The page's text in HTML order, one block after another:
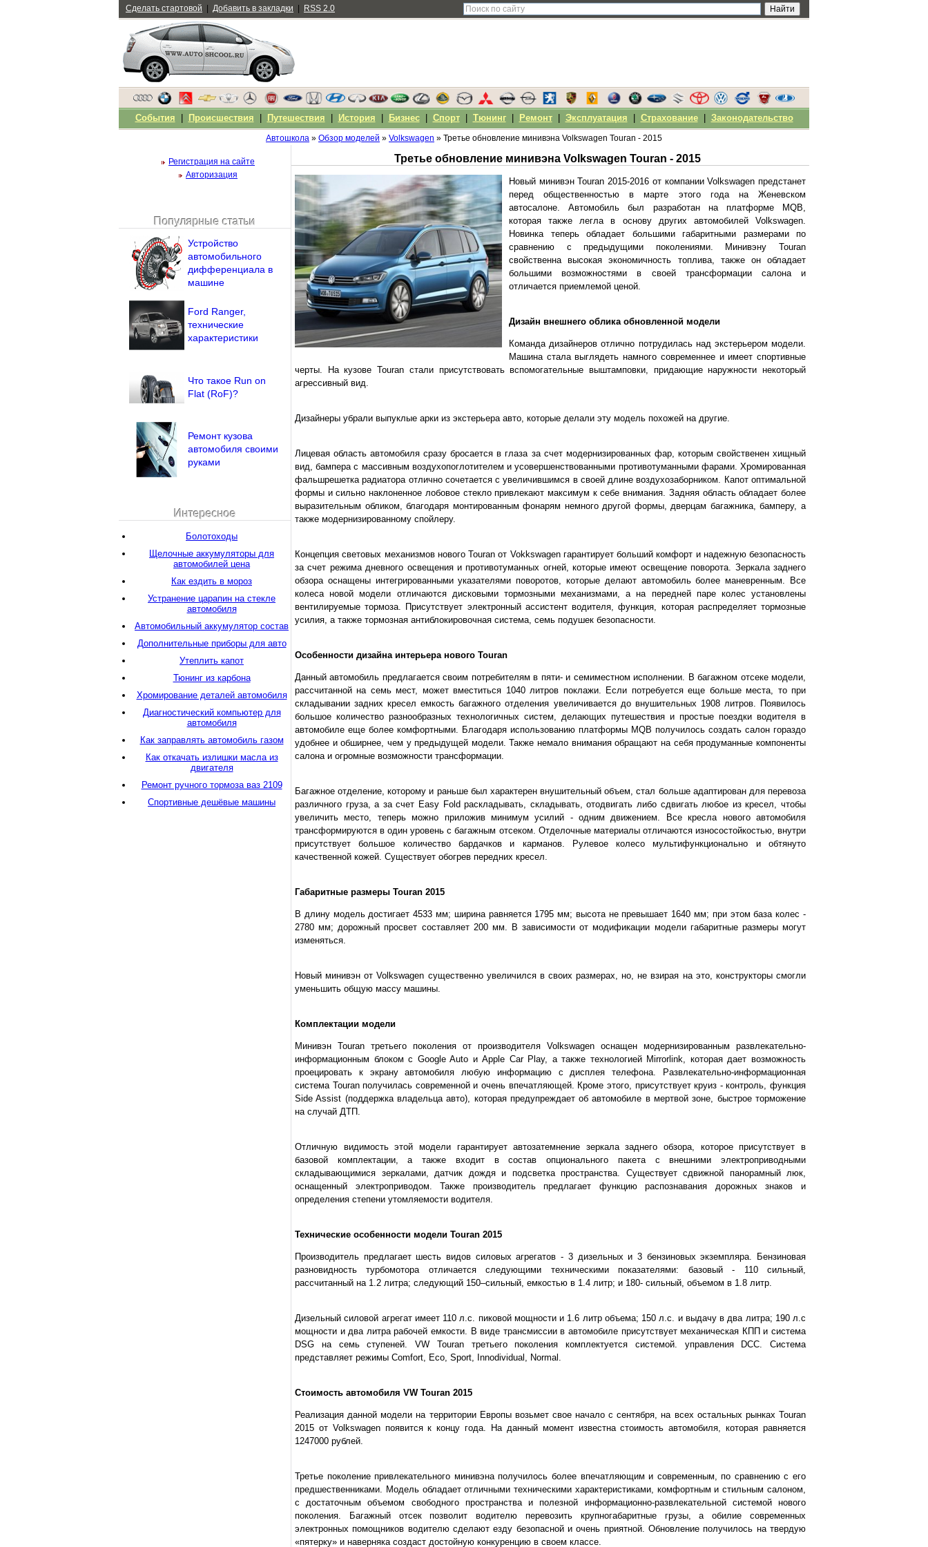
Автошкола » Обзор моделей » Volkswagen » Третье обновление минивэна Volkswagen Touran - 2015
Третье обновление минивэна Volkswagen Touran - 2015
Новый минивэн Touran 2015-2016 от компании Volkswagen предстанет
перед общественностью в марте этого года на Женевском
автосалоне. Автомобиль был разработан на платформе MQB,
которая также легла в основу других автомобилей Volkswagen.
Новинка теперь обладает большими габаритными размерами по
сравнению с предыдущими поколениями. Минивэну Touran
свойственна высокая экономичность топлива, также он обладает
большими возможностями в своей трансформации салона и
отличается приемлемой ценой.
Дизайн внешнего облика обновленной модели
Команда дизайнеров отлично потрудилась над экстерьером модели.
Машина стала выглядеть намного современнее и имеет спортивные
черты. На кузове Touran стали присутствовать вспомогательные выштамповки, придающие наружности некоторый
агрессивный вид.
Дизайнеры убрали выпуклые арки из экстерьера авто, которые делали эту модель похожей на другие.
Лицевая область автомобиля сразу бросается в глаза за счет модернизированных фар, которым свойственен хищный
вид, бампера с массивным воздухопоглотителем и усовершенствованными противотуманными фарами. Хромированная
фальшрешетка радиатора отлично сочетается с увеличившимся в своей длине воздухозаборником. Капот оптимальной
формы и сильно наклоненное лобовое стекло привлекают максимум к себе внимания. Задняя область обладает более
выразительным обликом, благодаря монтированным фонарям немного другой формы, дверцам багажника, бамперу, а
также модернизированному спойлеру.
Концепция световых механизмов нового Touran от Vokkswagen гарантирует больший комфорт и надежную безопасность
за счет режима дневного освещения и противотуманных огней, которые имеют освещение поворота. Зеркала заднего
обзора оснащены интегрированными указателями поворотов, которые делают автомобиль более маневренным. Все
колеса новой модели отличаются дисковыми тормозными механизмами, а на передней паре колес установлены
вентилируемые тормоза. Присутствует электронный ассистент водителя, функция, которая распределяет тормозные
усилия, а также тормозная антиблокировочная система, семь подушек безопасности.
Особенности дизайна интерьера нового Touran
Данный автомобиль предлагается своим потребителям в пяти- и семиместном исполнении. В багажном отсеке модели,
рассчитанной на семь мест, может вместиться 1040 литров поклажи. Если потребуется еще больше места, то при
складывании задних кресел емкость багажного отделения увеличивается до внушительных 1908 литров. Появилось
большое количество разнообразных технологичных систем, делающих путешествия и простые поездки водителя в
автомобиле еще более комфортными. Благодаря использованию платформы MQB получилось создать салон гораздо
удобнее и обширнее, чем у предыдущей модели. Также немало внимания обращают на себя продуманные компоненты
салона и огромные возможности трансформации.
Багажное отделение, которому и раньше был характерен внушительный объем, стал больше адаптирован для перевоза
различного груза, а за счет Easy Fold раскладывать, складывать, отодвигать либо сдвигать любое из кресел, чтобы
увеличить место, теперь можно приложив минимум усилий - одним движением. Все кресла нового автомобиля
трансформируются в один уровень с багажным отсеком. Отделочные материалы отличаются износостойкостью, внутри
присутствует большое количество бардачков и карманов. Рулевое колесо мультифункционально и обтянуто
качественной кожей. Существует обогрев передних кресел.
Габаритные размеры Touran 2015
В длину модель достигает 4533 мм; ширина равняется 1795 мм; высота не превышает 1640 мм; при этом база колес -
2780 мм; дорожный просвет составляет 200 мм. В зависимости от модификации модели габаритные размеры могут
изменяться.
Новый минивэн от Volkswagen существенно увеличился в своих размерах, но, не взирая на это, конструкторы смогли
уменьшить общую массу машины.
Комплектации модели
Минивэн Touran третьего поколения от производителя Volkswagen оснащен модернизированным развлекательно-
информационным блоком с Google Auto и Apple Car Play, а также технологией Mirrorlink, которая дает возможность
проецировать к экрану автомобиля любую информацию с дисплея телефона. Развлекательно-информационная
система Touran получилась современной и очень впечатляющей. Кроме этого, присутствует круиз - контроль, функция
Side Assist (поддержка владельца авто), которая предупреждает об автомобиле в мертвой зоне, быстрое торможение
на случай ДТП.
Отличную видимость этой модели гарантирует автозатемнение зеркала заднего обзора, которое присутствует в
базовой комплектации, а также входит в состав опционального пакета с внешними электроприводными
складывающимися зеркалами, датчик дождя и подсветка пространства. Существует сдвижной панорамный люк,
оснащенный электроприводом. Также производитель предлагает функцию распознавания дорожных знаков и
определения степени утомляемости водителя.
Технические особенности модели Touran 2015
Производитель предлагает шесть видов силовых агрегатов - 3 дизельных и 3 бензиновых экземпляра. Бензиновая
разновидность турбомотора отличается следующими техническими показателями: базовый - 110 сильный,
рассчитанный на 1.2 литра; следующий 150–сильный, емкостью в 1.4 литр; и 180- сильный, объемом в 1.8 литр.
Дизельный силовой агрегат имеет 110 л.c. пиковой мощности и 1.6 литр объема; 150 л.с. и выдачу в два литра; 190 л.с
мощности и два литра рабочей емкости. В виде трансмиссии в автомобиле присутствует механическая КПП и система
DSG на семь ступеней. VW Touran третьего поколения комплектуется системой. управления DCC. Система
представляет режимы Comfort, Eco, Sport, Innodividual, Normal.
Стоимость автомобиля VW Touran 2015
Реализация данной модели на территории Европы возьмет свое начало с сентября, на всех остальных рынках Touran
2015 от Volkswagen появится к концу года. На данный момент известна стоимость автомобиля, которая равняется
1247000 рублей.
Третье поколение привлекательного минивэна получилось более впечатляющим и современным, по сравнению с его
предшественниками. Модель обладает отличными техническими характеристиками, комфортным и стильным салоном,
с достаточным объемом свободного пространства и полезной информационно-развлекательной системой нового
поколения. Багажный отсек позволит водителю перевозить крупногабаритные грузы, а обилие современных
электронных помощников водителю сделают езду безопасной и очень приятной. Обновление получилось на твердую
«пятерку» и наверняка создаст достойную конкуренцию в своем классе.
Регистрация на сайте
Авторизация
Напомнить пароль?
Популярные статьи
Устройство
автомобильного
дифференциала в
машине
Ford Ranger,
технические
характеристики
Что такое Run on
Flat (RoF)?
Ремонт кузова
автомобиля своими
руками
Интересное
Болотоходы
Щелочные аккумуляторы для
автомобилей цена
Как ездить в мороз
Устранение царапин на стекле
автомобиля
Автомобильный аккумулятор состав
Дополнительные приборы для авто
Утеплить капот
Тюнинг из карбона
Хромирование деталей автомобиля
Диагностический компьютер для
автомобиля
Как заправлять автомобиль газом
Как откачать излишки масла из
двигателя
Ремонт ручного тормоза ваз 2109
Спортивные дешёвые машины
Сделать стартовой Добавить в закладки RSS 2.0
События Происшествия Путешествия История Бизнес| Спорт| Тюнинг| Ремонт| Эксплуатация Страхование| Законодательство